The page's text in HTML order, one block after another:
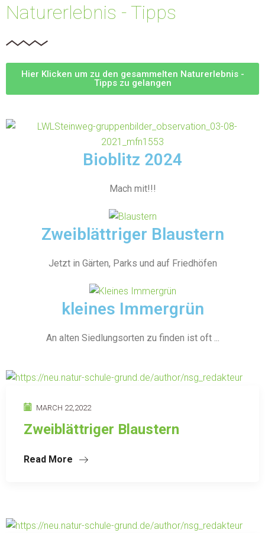
Naturerlebnis - Tipps
Hier Klicken um zu den gesammelten Naturerlebnis -
Tipps zu gelangen
Bioblitz 2024
Mach mit!!!
Zweiblättriger Blaustern
Jetzt in Gärten, Parks und auf Friedhöfen
kleines Immergrün
An alten Siedlungsorten zu finden ist oft ...
MARCH 22,2022
Zweiblättriger Blaustern
Read More